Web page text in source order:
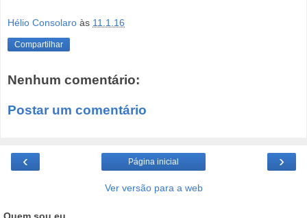
Hélio Consolaro às 11.1.16
Compartilhar
Nenhum comentário:
Postar um comentário
‹ ›
Página inicial
Ver versão para a web